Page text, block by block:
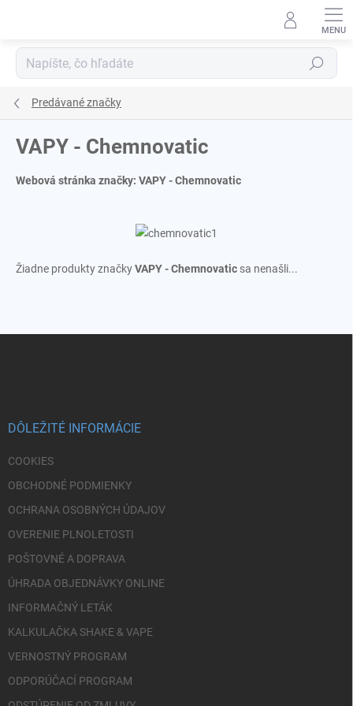
Hľadať
Predávané značky
VAPY - Chemnovatic
Webová stránka značky: VAPY - Chemnovatic
Žiadne produkty značkyVAPY - Chemnovatic sa nenašli...
DÔLEŽITÉ INFORMÁCIE
COOKIES
OBCHODNÉ PODMIENKY
OCHRANA OSOBNÝCH ÚDAJOV
OVERENIE PLNOLETOSTI
POŠTOVNÉ A DOPRAVA
ÚHRADA OBJEDNÁVKY ONLINE
INFORMAČNÝ LETÁK
KALKULAČKA SHAKE & VAPE
VERNOSTNÝ PROGRAM
ODPORÚČACÍ PROGRAM